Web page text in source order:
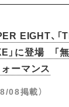
EIGHT、
」に登場 「
ーマンス
08掲載）